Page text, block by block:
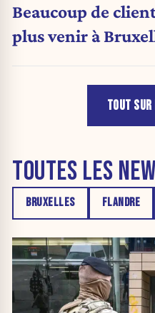
Beaucoup de
plus venir à
propreté. »
TOUT
TOUTES LES
BRUXELLES FLANDRE